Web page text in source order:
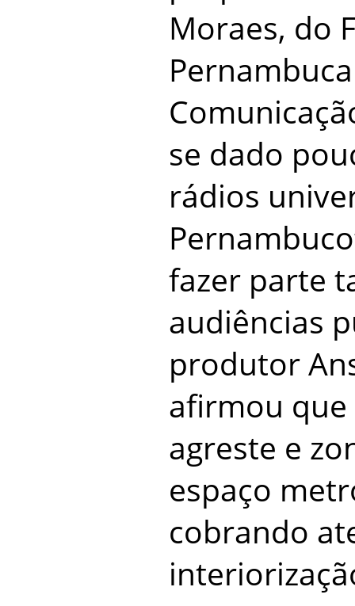
Moraes, do
se dado
rádios
fazer parte
audiências
produtor
afirmou que
agreste e
espaço
cobrando